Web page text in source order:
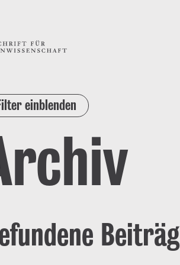
einblenden